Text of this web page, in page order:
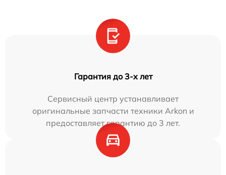
Гарантия до 3-х лет
Сервисный центр устанавливает
оригинальные запчасти техники Arkon и
предоставляет гарантию до 3 лет.